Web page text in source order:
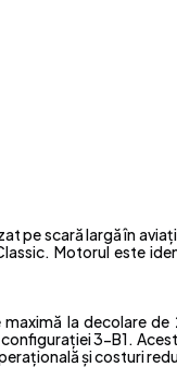
pe scară largă în
Motorul este
la decolare
3-B1.
și costuri